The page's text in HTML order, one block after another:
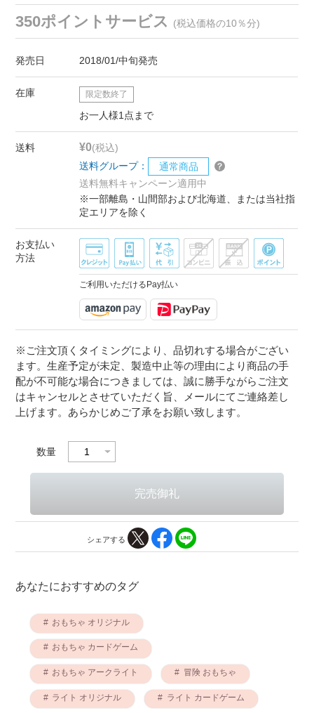
350ポイントサービス (税込価格の10％分)
発売日 2018/01/中旬発売
在庫 限定数終了
お一人様1点まで
送料 ¥0(税込)
送料グループ：
通常商品
送料無料キャンペーン適用中
※一部離島・山間部および北海道、または当社指
定エリアを除く
お支払い
方法
ご利用いただけるPay払い
※ご注文頂くタイミングにより、品切れする場合がござい
ます。生産予定が未定、製造中止等の理由により商品の手
配が不可能な場合につきましては、誠に勝手ながらご注文
はキャンセルとさせていただく旨、メールにてご連絡差し
上げます。あらかじめご了承をお願い致します。
数量
シェアする
あなたにおすすめのタグ
おもちゃ オリジナル
おもちゃ カードゲーム
おもちゃ アークライト 冒険 おもちゃ
ライト オリジナル ライト カードゲーム